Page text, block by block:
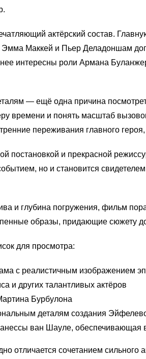
актёрский состав.
Эмма Маккей и Пьер Деладоншам
интересны роли Армана
— ещё одна причина
времени и понять масштаб
переживания главного
постановкой и прекрасной
но и становится
и глубина погружения, фильм
образы, придающие сюжету
для просмотра:
с реалистичным изображением
и других талантливых актёров
Бурбулона
деталям создания
ван Шауле, обеспечивающая
сочетанием сильного